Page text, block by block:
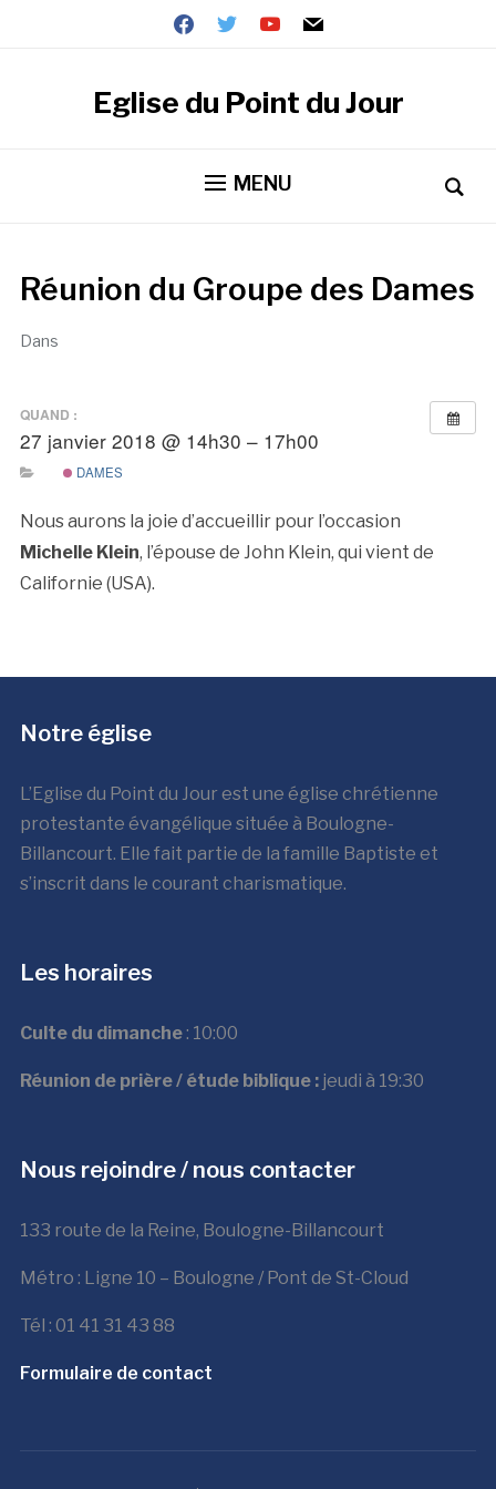
Eglise du Point du Jour
MENU
Réunion du Groupe des Dames
Dans
QUAND :
27 janvier 2018 @ 14h30 – 17h00
DAMES
Nous aurons la joie d’accueillir pour l’occasion
Michelle Klein, l’épouse de John Klein, qui vient de
Californie (USA).
Notre église
L’Eglise du Point du Jour est une église chrétienne
protestante évangélique située à Boulogne-
Billancourt. Elle fait partie de la famille Baptiste et
s’inscrit dans le courant charismatique.
Les horaires
Culte du dimanche: 10:00
Réunion de prière / étude biblique : jeudi à 19:30
Nous rejoindre / nous contacter
133 route de la Reine, Boulogne-Billancourt
Métro : Ligne 10 – Boulogne / Pont de St-Cloud
Tél : 01 41 31 43 88
Formulaire de contact